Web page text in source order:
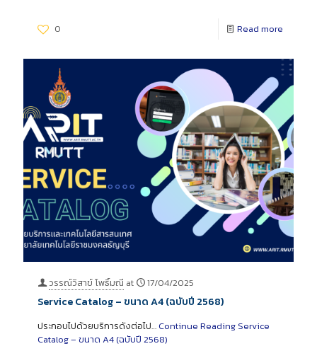
0 Read more
วรรณ์วิสาข์ โพธิ์มณี at 17/04/2025
Service Catalog – ขนาด A4 (ฉบับปี 2568)
ประกอบไปด้วยบริการดังต่อไป… Continue Reading Service
Catalog – ขนาด A4 (ฉบับปี 2568)